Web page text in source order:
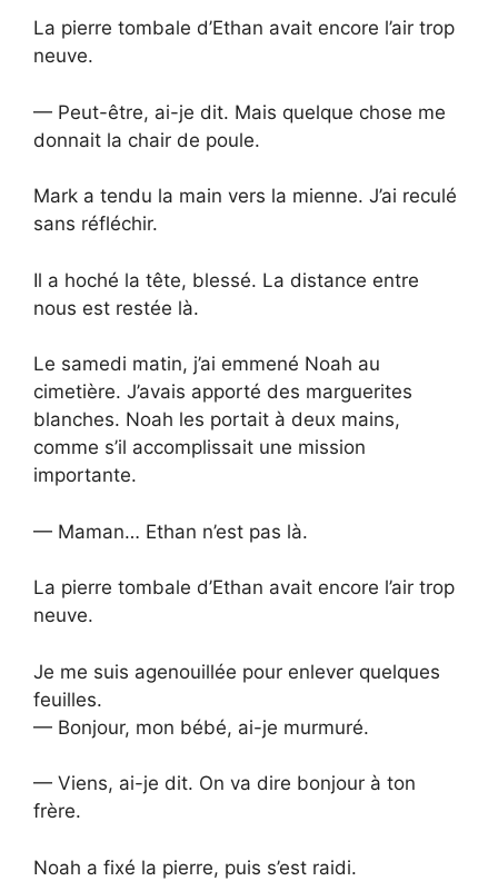
La pierre tombale d’Ethan avait encore l’air trop
neuve.
— Peut-être, ai-je dit. Mais quelque chose me
donnait la chair de poule.
Mark a tendu la main vers la mienne. J’ai reculé
sans réfléchir.
Il a hoché la tête, blessé. La distance entre
nous est restée là.
Le samedi matin, j’ai emmené Noah au
cimetière. J’avais apporté des marguerites
blanches. Noah les portait à deux mains,
comme s’il accomplissait une mission
importante.
— Maman… Ethan n’est pas là.
La pierre tombale d’Ethan avait encore l’air trop
neuve.
Je me suis agenouillée pour enlever quelques
feuilles.
— Bonjour, mon bébé, ai-je murmuré.
— Viens, ai-je dit. On va dire bonjour à ton
frère.
Noah a fixé la pierre, puis s’est raidi.